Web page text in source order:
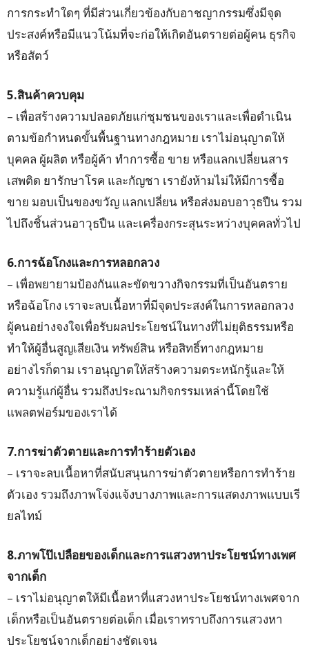
การกระทำใดๆ ที่มีส่วนเกี่ยวข้องกับอาชญากรรมซึ่งมีจุด
ประสงค์หรือมีแนวโน้มที่จะก่อให้เกิดอันตรายต่อผู้คน ธุรกิจ
หรือสัตว์
5.สินค้าควบคุม
– เพื่อสร้างความปลอดภัยแก่ชุมชนของเราและเพื่อดำเนิน
ตามข้อกำหนดขั้นพื้นฐานทางกฎหมาย เราไม่อนุญาตให้
บุคคล ผู้ผลิต หรือผู้ค้า ทำการซื้อ ขาย หรือแลกเปลี่ยนสาร
เสพติด ยารักษาโรค และกัญชา เรายังห้ามไม่ให้มีการซื้อ
ขาย มอบเป็นของขวัญ แลกเปลี่ยน หรือส่งมอบอาวุธปืน รวม
ไปถึงชิ้นส่วนอาวุธปืน และเครื่องกระสุนระหว่างบุคคลทั่วไป
6.การฉ้อโกงและการหลอกลวง
– เพื่อพยายามป้องกันและขัดขวางกิจกรรมที่เป็นอันตราย
หรือฉ้อโกง เราจะลบเนื้อหาที่มีจุดประสงค์ในการหลอกลวง
ผู้คนอย่างจงใจเพื่อรับผลประโยชน์ในทางที่ไม่ยุติธรรมหรือ
ทำให้ผู้อื่นสูญเสียเงิน ทรัพย์สิน หรือสิทธิ์ทางกฎหมาย
อย่างไรก็ตาม เราอนุญาตให้สร้างความตระหนักรู้และให้
ความรู้แก่ผู้อื่น รวมถึงประณามกิจกรรมเหล่านี้โดยใช้
แพลตฟอร์มของเราได้
7.การฆ่าตัวตายและการทำร้ายตัวเอง
– เราจะลบเนื้อหาที่สนับสนุนการฆ่าตัวตายหรือการทำร้าย
ตัวเอง รวมถึงภาพโจ่งแจ้งบางภาพและการแสดงภาพแบบเรี
ยลไทม์
8.ภาพโป๊เปลือยของเด็กและการแสวงหาประโยชน์ทางเพศ
จากเด็ก
– เราไม่อนุญาตให้มีเนื้อหาที่แสวงหาประโยชน์ทางเพศจาก
เด็กหรือเป็นอันตรายต่อเด็ก เมื่อเราทราบถึงการแสวงหา
ประโยชน์จากเด็กอย่างชัดเจน